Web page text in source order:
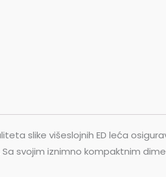
slike višeslojnih ED leća
svojim iznimno kompaktnim